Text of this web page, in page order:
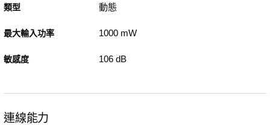
類型 動態
最大輸入功率 1000 mW
敏感度 106 dB
連線能力